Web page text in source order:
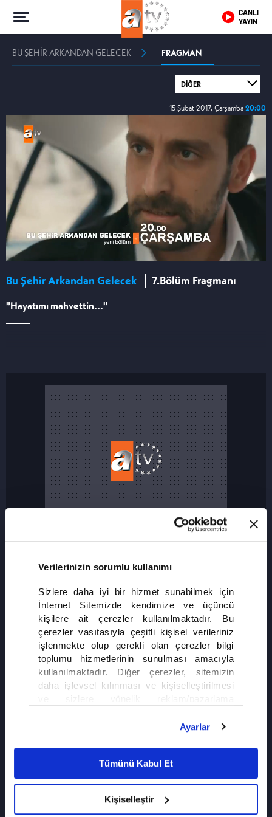
Verilerinizin sorumlu kullanımı
Sizlere daha iyi bir hizmet sunabilmek için
İnternet Sitemizde kendimize ve üçüncü
kişilere ait çerezler kullanılmaktadır. Bu
çerezler vasıtasıyla çeşitli kişisel verileriniz
işlenmekte olup gerekli olan çerezler bilgi
toplumu hizmetlerinin sunulması amacıyla
kullanılmaktadır. Diğer çerezler, sitemizin
daha işlevsel kılınması ve kişiselleştirilmesi
olarak açık rızanız dahilinde kullanılacaktır.
detaylı bilgi için Ayarlar butonuna tıklayabilir,
Çerez BilgilendirmeMetnimizi ziyaret
6698 sayılı Kişisel Verilerin Korunması
Ayarlar
Tümünü Kabul Et
Kişiselleştir
CANLI
YAYIN
BU ŞEHİR ARKANDAN GELECEK FRAGMAN
15 Şubat 2017, Çarşamba 20:00
Bu Şehir Arkandan Gelecek 7.Bölüm Fragmanı
"Hayatımı mahvettin..."
Altı Üstü İstanbul